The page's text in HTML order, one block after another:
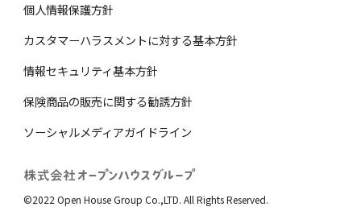
個⼈情報保護⽅針
カスタマーハラスメントに対する基本方針
情報セキュリティ基本方針
保険商品の販売に関する勧誘⽅針
ソーシャルメディアガイドライン
©2022 Open House Group Co.,LTD. All Rights Reserved.